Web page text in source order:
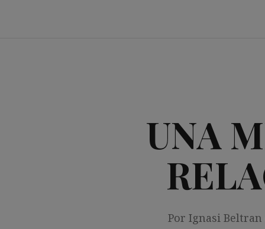
UNA
Por Ignasi Beltran